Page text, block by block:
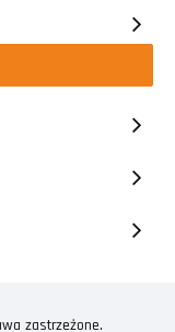
zastrzeżone.